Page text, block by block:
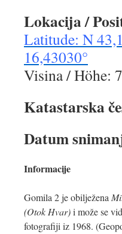
Lokacija /
Latitude: N
16,43030°
Visina / Höhe:
Katastarska
Datum
Informacije
Gomila 2 je obilježena
(Otok Hvar)i može se
fotografiji iz 1968.